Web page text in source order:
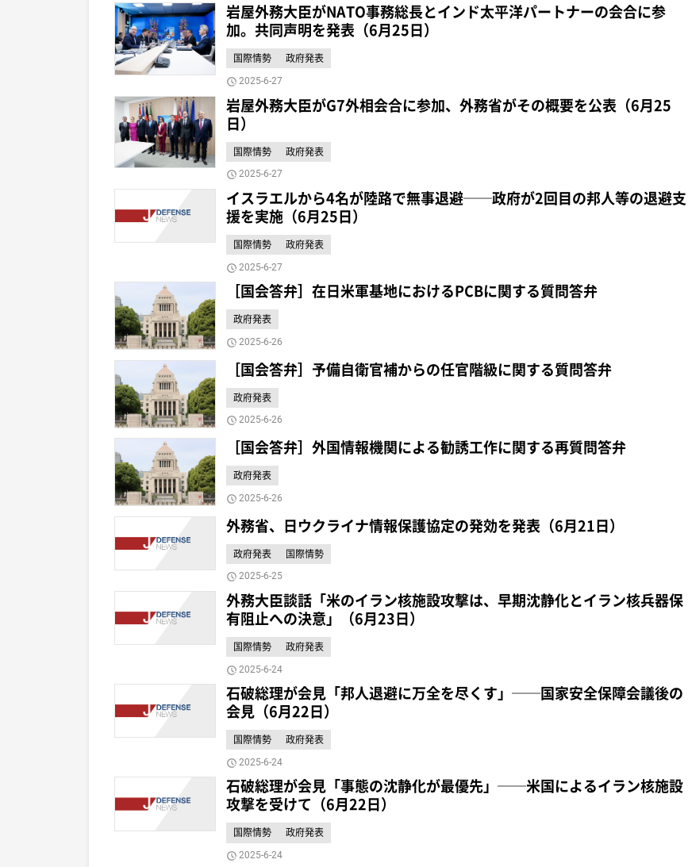
岩屋外務大臣がNATO事務総長とインド太平洋パートナーの会合に参
加。共同声明を発表（6月25日）
国際情勢 政府発表
2025-6-27
岩屋外務大臣がG7外相会合に参加、外務省がその概要を公表（6月25
日）
国際情勢 政府発表
2025-6-27
イスラエルから4名が陸路で無事退避──政府が2回目の邦人等の退避支
援を実施（6月25日）
国際情勢 政府発表
2025-6-27
［国会答弁］在日米軍基地におけるPCBに関する質問答弁
政府発表
2025-6-26
［国会答弁］予備自衛官補からの任官階級に関する質問答弁
政府発表
2025-6-26
［国会答弁］外国情報機関による勧誘工作に関する再質問答弁
政府発表
2025-6-26
外務省、日ウクライナ情報保護協定の発効を発表（6月21日）
政府発表 国際情勢
2025-6-25
外務大臣談話「米のイラン核施設攻撃は、早期沈静化とイラン核兵器保
有阻止への決意」（6月23日）
国際情勢 政府発表
2025-6-24
石破総理が会見「邦人退避に万全を尽くす」──国家安全保障会議後の
会見（6月22日）
国際情勢 政府発表
2025-6-24
石破総理が会見「事態の沈静化が最優先」──米国によるイラン核施設
攻撃を受けて（6月22日）
国際情勢 政府発表
2025-6-24